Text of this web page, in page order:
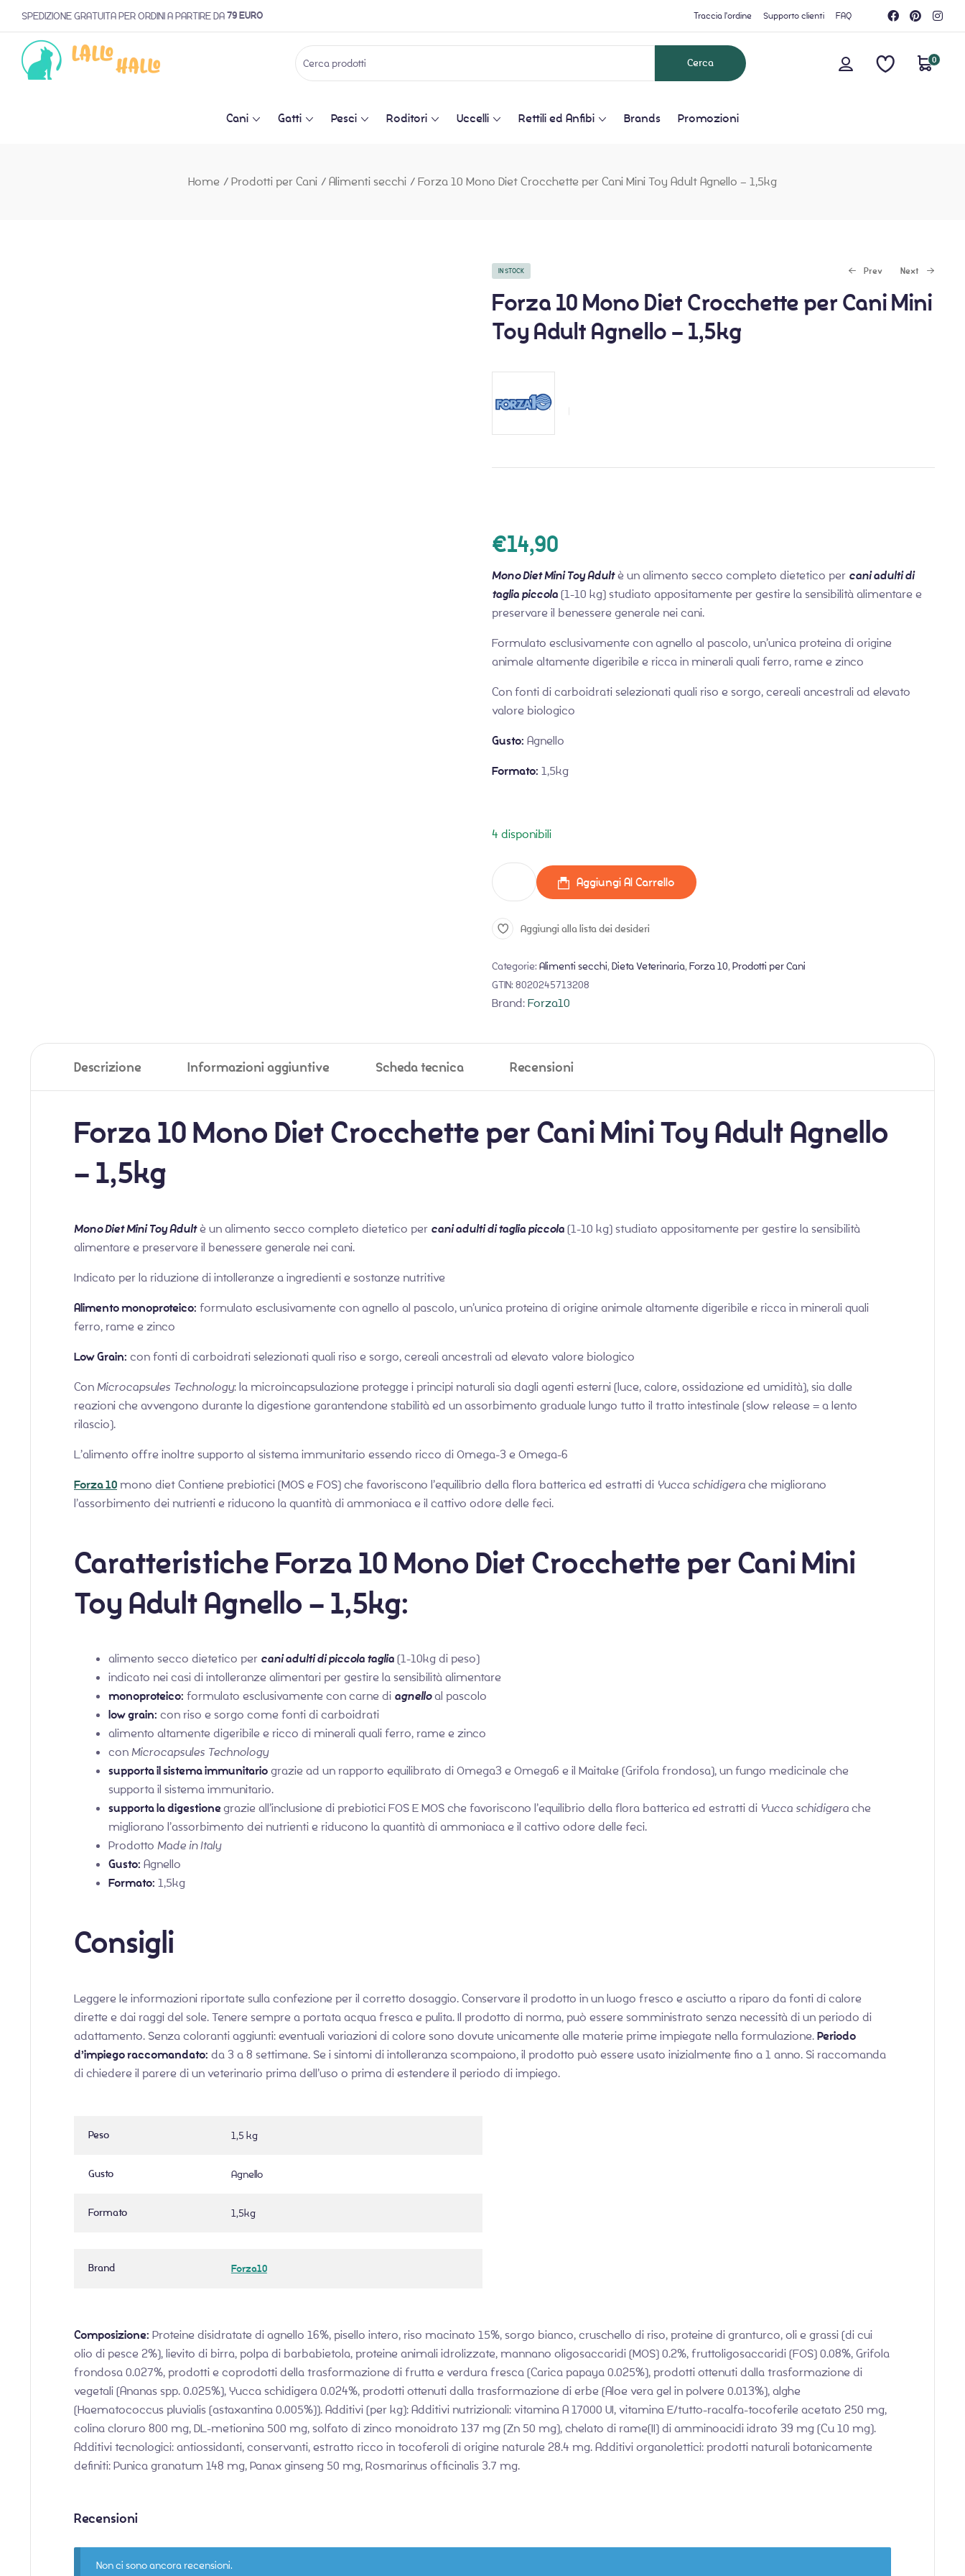
SPEDIZIONE GRATUITA PER ORDINI A PARTIRE DA79 EURO Traccia l'ordine Supporto clienti FAQ
0
Cani Gatti Pesci Roditori Uccelli Rettili ed Anfibi Brands Promozioni
Home / Prodotti per Cani / Alimenti secchi / Forza 10 Mono Diet Crocchette per Cani Mini Toy Adult Agnello – 1,5kg
IN STOCK Prev Next
Forza 10 Mono Diet Crocchette per Cani Mini
Toy Adult Agnello – 1,5kg
€14,90
Mono Diet Mini Toy Adultè un alimento secco completo dietetico per cani adulti di
taglia piccola(1-10 kg) studiato appositamente per gestire la sensibilità alimentare e
preservare il benessere generale nei cani.
Formulato esclusivamente con agnello al pascolo, un’unica proteina di origine
animale altamente digeribile e ricca in minerali quali ferro, rame e zinco
Con fonti di carboidrati selezionati quali riso e sorgo, cereali ancestrali ad elevato
valore biologico
Gusto: Agnello
Formato: 1,5kg
4 disponibili
Aggiungi Al Carrello
Aggiungi alla lista dei desideri
Categorie: Alimenti secchi, Dieta Veterinaria, Forza 10, Prodotti per Cani
GTIN: 8020245713208
Brand:Forza10
Descrizione Informazioni aggiuntive Scheda tecnica Recensioni
Forza 10 Mono Diet Crocchette per Cani Mini Toy Adult Agnello
– 1,5kg
Mono Diet Mini Toy Adultè un alimento secco completo dietetico per cani adulti di taglia piccola(1-10 kg) studiato appositamente per gestire la sensibilità
alimentare e preservare il benessere generale nei cani.
Indicato per la riduzione di intolleranze a ingredienti e sostanze nutritive
Alimento monoproteico: formulato esclusivamente con agnello al pascolo, un’unica proteina di origine animale altamente digeribile e ricca in minerali quali
ferro, rame e zinco
Low Grain: con fonti di carboidrati selezionati quali riso e sorgo, cereali ancestrali ad elevato valore biologico
ConMicrocapsules Technology: la microincapsulazione protegge i principi naturali sia dagli agenti esterni (luce, calore, ossidazione ed umidità), sia dalle
reazioni che avvengono durante la digestione garantendone stabilità ed un assorbimento graduale lungo tutto il tratto intestinale (slow release = a lento
rilascio).
L’alimento offre inoltre supporto al sistema immunitario essendo ricco di Omega-3 e Omega-6
Forza 10mono diet Contiene prebiotici (MOS e FOS) che favoriscono l’equilibrio della flora batterica ed estratti di Yucca schidigerache migliorano
l’assorbimento dei nutrienti e riducono la quantità di ammoniaca e il cattivo odore delle feci.
Caratteristiche Forza 10 Mono Diet Crocchette per Cani Mini
Toy Adult Agnello – 1,5kg:
alimento secco dietetico per cani adulti di piccola taglia(1-10kg di peso)
indicato nei casi di intolleranze alimentari per gestire la sensibilità alimentare
monoproteico: formulato esclusivamente con carne di agnelloal pascolo
low grain: con riso e sorgo come fonti di carboidrati
alimento altamente digeribile e ricco di minerali quali ferro, rame e zinco
conMicrocapsules Technology
supporta il sistema immunitariograzie ad un rapporto equilibrato di Omega3 e Omega6 e il Maitake (Grifola frondosa), un fungo medicinale che
supporta il sistema immunitario.
supporta la digestionegrazie all’inclusione di prebiotici FOS E MOS che favoriscono l’equilibrio della flora batterica ed estratti di Yucca schidigerache
migliorano l’assorbimento dei nutrienti e riducono la quantità di ammoniaca e il cattivo odore delle feci.
Prodotto Made in Italy
Gusto: Agnello
Formato: 1,5kg
Consigli
Leggere le informazioni riportate sulla confezione per il corretto dosaggio. Conservare il prodotto in un luogo fresco e asciutto a riparo da fonti di calore
dirette e dai raggi del sole. Tenere sempre a portata acqua fresca e pulita. Il prodotto di norma, può essere somministrato senza necessità di un periodo di
adattamento. Senza coloranti aggiunti: eventuali variazioni di colore sono dovute unicamente alle materie prime impiegate nella formulazione.Periodo
d’impiego raccomandato: da 3 a 8 settimane. Se i sintomi di intolleranza scompaiono, il prodotto può essere usato inizialmente fino a 1 anno. Si raccomanda
di chiedere il parere di un veterinario prima dell’uso o prima di estendere il periodo di impiego.
Peso 1,5 kg
Gusto Agnello
Formato 1,5kg
Brand Forza10
Composizione: Proteine disidratate di agnello 16%, pisello intero, riso macinato 15%, sorgo bianco, cruschello di riso, proteine di granturco, oli e grassi (di cui
olio di pesce 2%), lievito di birra, polpa di barbabietola, proteine animali idrolizzate, mannano oligosaccaridi (MOS) 0.2%, fruttoligosaccaridi (FOS) 0.08%, Grifola
frondosa 0.027%, prodotti e coprodotti della trasformazione di frutta e verdura fresca (Carica papaya 0.025%), prodotti ottenuti dalla trasformazione di
vegetali (Ananas spp. 0.025%), Yucca schidigera 0.024%, prodotti ottenuti dalla trasformazione di erbe (Aloe vera gel in polvere 0.013%), alghe
(Haematococcus pluvialis (astaxantina 0.005%)). Additivi (per kg): Additivi nutrizionali: vitamina A 17000 UI, vitamina E/tutto-racalfa-tocoferile acetato 250 mg,
colina cloruro 800 mg, DL-metionina 500 mg, solfato di zinco monoidrato 137 mg (Zn 50 mg), chelato di rame(II) di amminoacidi idrato 39 mg (Cu 10 mg).
Additivi tecnologici: antiossidanti, conservanti, estratto ricco in tocoferoli di origine naturale 28.4 mg. Additivi organolettici: prodotti naturali botanicamente
definiti: Punica granatum 148 mg, Panax ginseng 50 mg, Rosmarinus officinalis 3.7 mg.
Recensioni
Non ci sono ancora recensioni.